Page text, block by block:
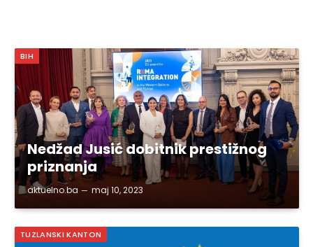
BIH
Nedžad Jusić dobitnik prestižnog
priznanja
aktuelno.ba maj 10, 2023
TUZLANSKI KANTON